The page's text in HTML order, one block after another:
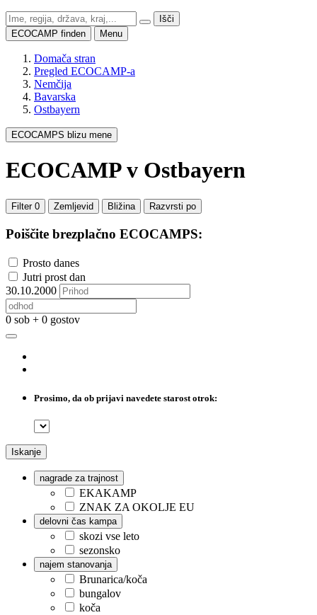
Išči
ECOCAMP finden
Menu
Domača stran
Pregled ECOCAMP-a
Nemčija
Bavarska
Ostbayern
ECOCAMPS blizu mene
ECOCAMP v Ostbayern
Filter 0 Zemljevid Bližina Razvrsti po
Poiščite brezplačno ECOCAMPS:
Prosto danes
Jutri prost dan
30.10.2000
0 sob + 0 gostov
Prosimo, da ob prijavi navedete starost otrok:
Iskanje
nagrade za trajnost
EKAKAMP
ZNAK ZA OKOLJE EU
delovni čas kampa
skozi vse leto
sezonsko
najem stanovanja
Brunarica/koča
bungalov
koča